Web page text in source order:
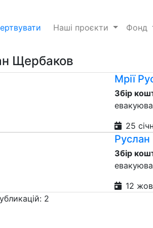
Наші проєкти Фонд
Щербаков
Мрії
Збір
25
Руслан
Збір
12
2